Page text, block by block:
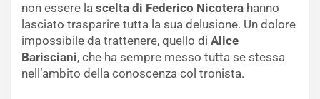
non essere la scelta di Federico Nicotera hanno
lasciato trasparire tutta la sua delusione. Un dolore
impossibile da trattenere, quello di Alice
Barisciani, che ha sempre messo tutta se stessa
nell’ambito della conoscenza col tronista.